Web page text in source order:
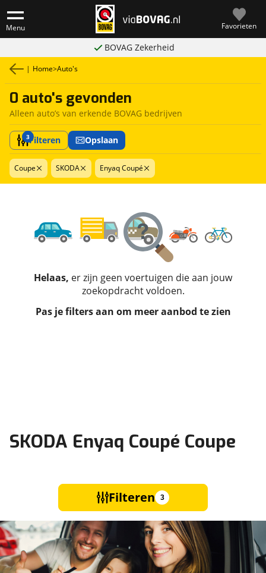
Menu Favorieten
BOVAG Zekerheid
| Home>Auto's
0 auto's gevonden
Alleen auto’s van erkende BOVAG bedrijven
3Filteren Opslaan
Coupe SKODA Enyaq Coupé
Helaas, er zijn geen voertuigen die aan jouw
zoekopdracht voldoen.
Pas je filters aan om meer aanbod te zien
SKODA Enyaq Coupé Coupe
Filteren 3